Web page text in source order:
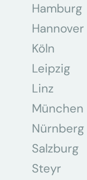
Hamburg
Hannover
Köln
Leipzig
Linz
München
Nürnberg
Salzburg
Steyr